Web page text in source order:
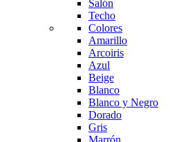
Salón
Techo
Colores
Amarillo
Arcoiris
Azul
Beige
Blanco
Blanco y Negro
Dorado
Gris
Marrón